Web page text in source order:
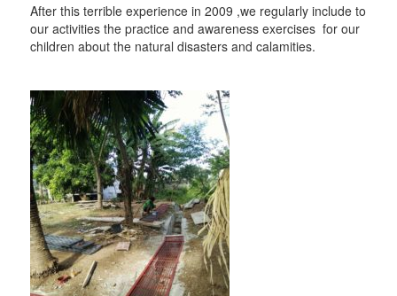
After this terrible experience in 2009 ,we regularly include to
our activities the practice and awareness exercises for our
children about the natural disasters and calamities.